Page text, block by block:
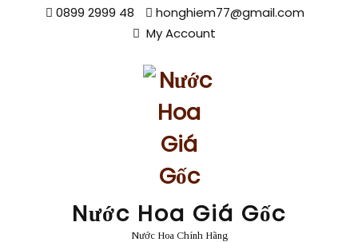
0899 2999 48
honghiem77@gmail.com
My Account
Nước Hoa Giá Gốc
Nước Hoa Chính Hãng